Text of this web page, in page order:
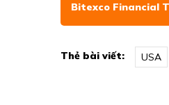
Bitexco Financial
Thẻ bài viết: USA